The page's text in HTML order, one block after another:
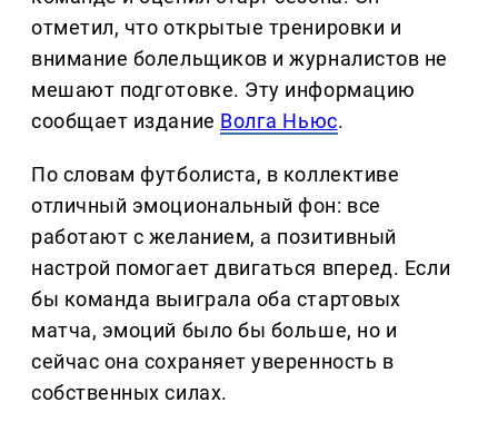
отметил, что открытые тренировки и
внимание болельщиков и журналистов не
мешают подготовке. Эту информацию
сообщает издание Волга Ньюс.
По словам футболиста, в коллективе
отличный эмоциональный фон: все
работают с желанием, а позитивный
настрой помогает двигаться вперед. Если
бы команда выиграла оба стартовых
матча, эмоций было бы больше, но и
сейчас она сохраняет уверенность в
собственных силах.